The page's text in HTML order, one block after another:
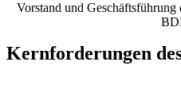
Vorstand und
Kernforderungen